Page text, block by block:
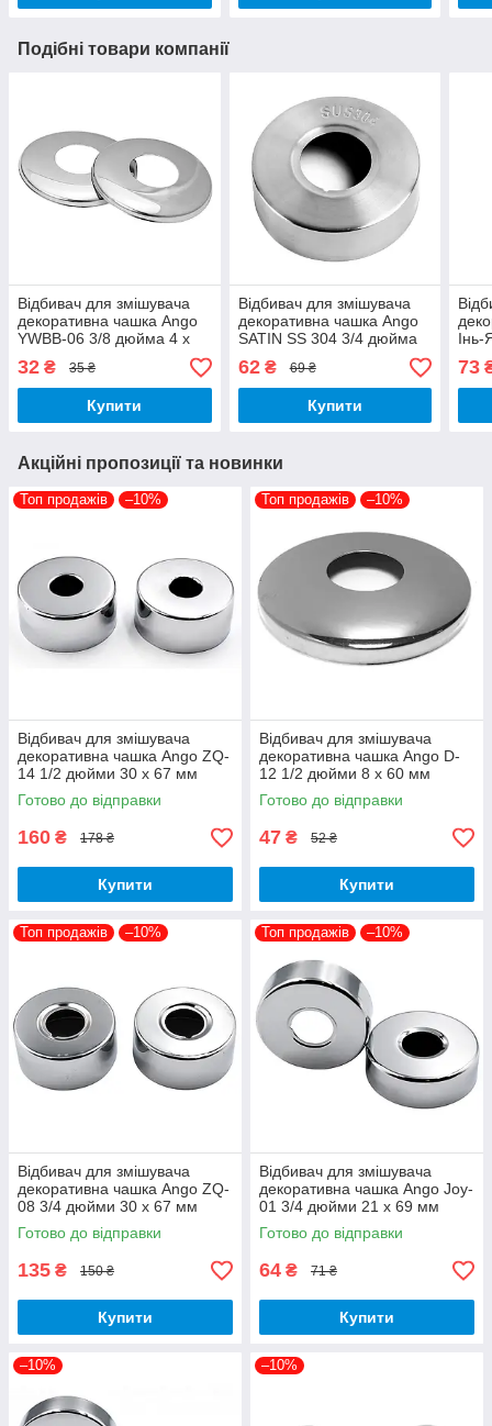
Подібні товари компанії
Відбивач для змішувача
декоративна чашка Ango
YWBB-06 3/8 дюйма 4 х
42 мм нержавіюча сталь
32 ₴ 35 ₴
Купити
Відбивач для змішувача
декоративна чашка Ango
SATIN SS 304 3/4 дюйма
сталь
62₴ 69 ₴
Купити
73
Акційні пропозиції та новинки
Топ продажів –10%
Відбивач для змішувача
декоративна чашка Ango ZQ-
14 1/2 дюйми 30 х 67 мм
нержавіюча сталь
Готово до відправки
160 ₴ 178 ₴
Купити
Топ продажів –10%
Відбивач для змішувача
декоративна чашка Ango D-
12 1/2 дюйми 8 х 60 мм
латунь 1 штука
Готово до відправки
47 ₴ 52 ₴
Купити
Топ продажів –10%
Відбивач для змішувача
декоративна чашка Ango ZQ-
08 3/4 дюйми 30 х 67 мм
латунь 1 штука
Готово до відправки
135 ₴ 150 ₴
Купити
Топ продажів –10%
Відбивач для змішувача
декоративна чашка Ango Joy-
01 3/4 дюйми 21 х 69 мм
латунь 1 штука
Готово до відправки
64 ₴ 71 ₴
Купити
–10% –10%